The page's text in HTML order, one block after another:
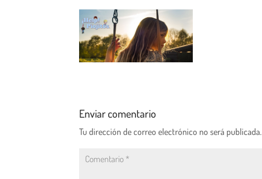
Enviar comentario
Tu dirección de correo electrónico no será publicada.